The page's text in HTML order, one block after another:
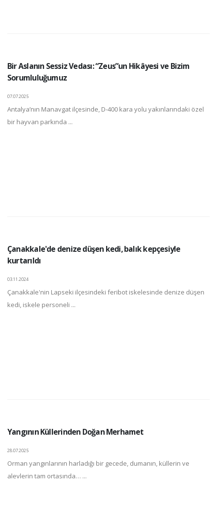
Bir Aslanın Sessiz Vedası: “Zeus”un Hikâyesi ve Bizim
Sorumluluğumuz
07.07.2025
Antalya’nın Manavgat ilçesinde, D-400 kara yolu yakınlarındaki özel
bir hayvan parkında ...
Çanakkale'de denize düşen kedi, balık kepçesiyle
kurtarıldı
03.11.2024
Çanakkale'nin Lapseki ilçesindeki feribot iskelesinde denize düşen
kedi, iskele personeli ...
Yangının Küllerinden Doğan Merhamet
28.07.2025
Orman yangınlarının harladığı bir gecede, dumanın, küllerin ve
alevlerin tam ortasında… ...